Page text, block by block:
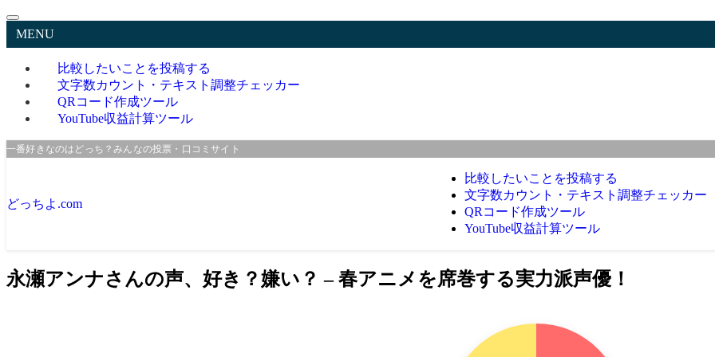
MENU
比較したいことを投稿する
文字数カウント・テキスト調整チェッカー
QRコード作成ツール
YouTube収益計算ツール
一番好きなのはどっち？みんなの投票・口コミサイト
どっちよ.com
比較したいことを投稿する
文字数カウント・テキスト調整チェッカー
QRコード作成ツール
YouTube収益計算ツール
永瀬アンナさんの声、好き？嫌い？ – 春アニメを席巻する実力派声優！